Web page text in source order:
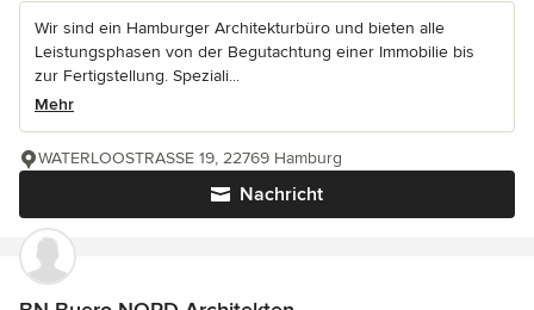
Wir sind ein Hamburger Architekturbüro und bieten alle
Leistungsphasen von der Begutachtung einer Immobilie bis
zur Fertigstellung. Speziali...
Mehr
Nachricht
WATERLOOSTRASSE 19, 22769 Hamburg